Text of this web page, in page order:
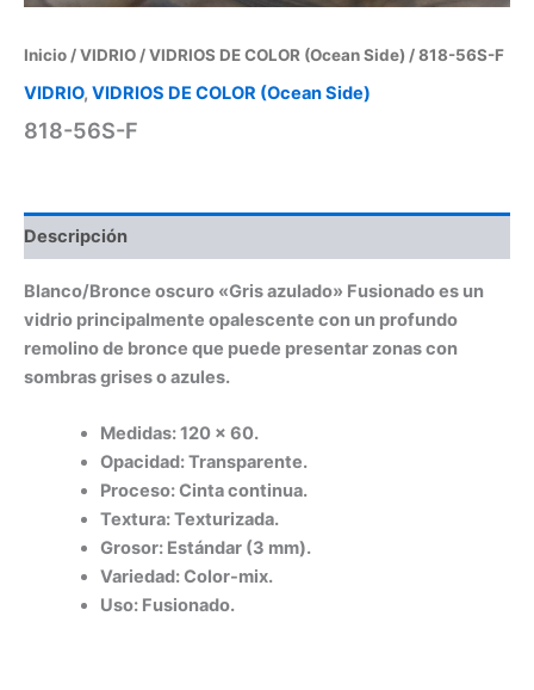
Inicio /VIDRIO /VIDRIOS DE COLOR (Ocean Side) / 818-56S-F
VIDRIO, VIDRIOS DE COLOR (Ocean Side)
818-56S-F
Descripción
Blanco/Bronce oscuro «Gris azulado» Fusionado es un
vidrio principalmente opalescente con un profundo
remolino de bronce que puede presentar zonas con
sombras grises o azules.
Medidas: 120 x 60.
Opacidad: Transparente.
Proceso: Cinta continua.
Textura: Texturizada.
Grosor: Estándar (3 mm).
Variedad: Color-mix.
Uso: Fusionado.